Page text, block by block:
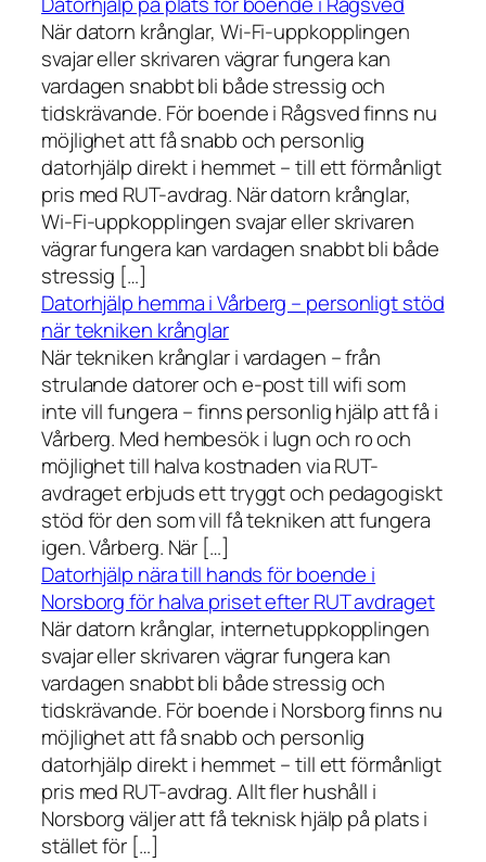
När datorn krånglar, Wi-Fi-uppkopplingen
svajar eller skrivaren vägrar fungera kan
vardagen snabbt bli både stressig och
tidskrävande. För boende i Rågsved finns nu
möjlighet att få snabb och personlig
datorhjälp direkt i hemmet – till ett förmånligt
pris med RUT-avdrag. När datorn krånglar,
Wi-Fi-uppkopplingen svajar eller skrivaren
vägrar fungera kan vardagen snabbt bli både
stressig […]
Datorhjälp hemma i Vårberg – personligt stöd
när tekniken krånglar
När tekniken krånglar i vardagen – från
strulande datorer och e-post till wifi som
inte vill fungera – finns personlig hjälp att få i
Vårberg. Med hembesök i lugn och ro och
möjlighet till halva kostnaden via RUT-
avdraget erbjuds ett tryggt och pedagogiskt
stöd för den som vill få tekniken att fungera
igen. Vårberg. När […]
Datorhjälp nära till hands för boende i
Norsborg för halva priset efter RUT avdraget
När datorn krånglar, internetuppkopplingen
svajar eller skrivaren vägrar fungera kan
vardagen snabbt bli både stressig och
tidskrävande. För boende i Norsborg finns nu
möjlighet att få snabb och personlig
datorhjälp direkt i hemmet – till ett förmånligt
pris med RUT-avdrag. Allt fler hushåll i
Norsborg väljer att få teknisk hjälp på plats i
stället för […]